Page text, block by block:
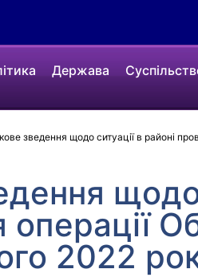
Держава
зведення щодо ситуації в районі
щодо
2022